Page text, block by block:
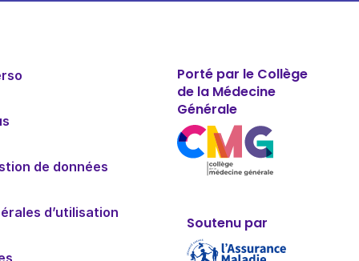
de données
d’utilisation
Porté par le Collège
de la Médecine
Générale
Soutenu par